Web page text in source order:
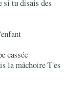
si tu disais des
cassée
la mâchoireT'es